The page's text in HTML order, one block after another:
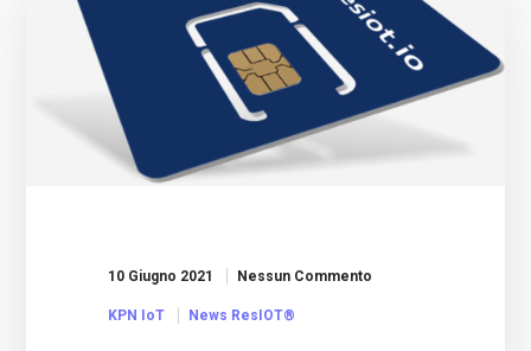
10 Giugno 2021 Nessun Commento
KPN IoT News ResIOT®